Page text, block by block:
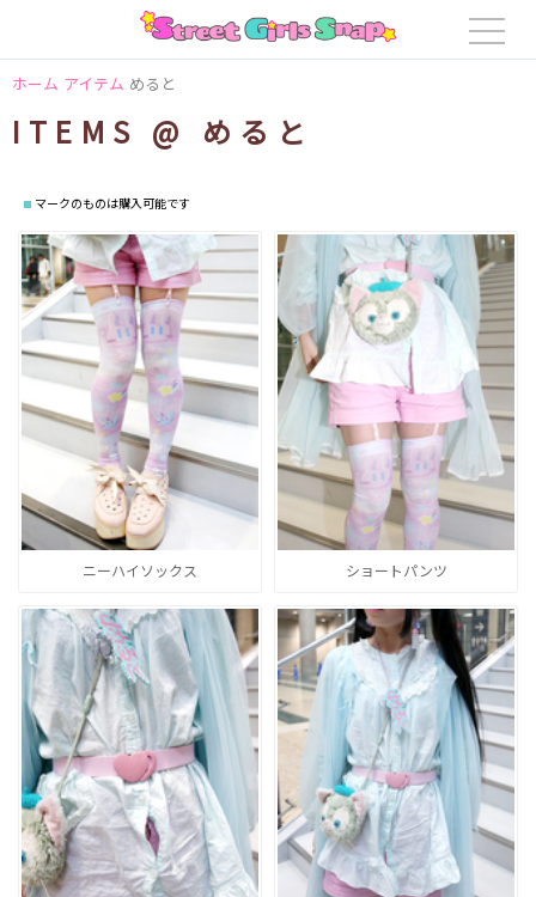
ホーム アイテム めると
ITEMS @ めると
マークのものは購入可能です
ニーハイソックス ショートパンツ